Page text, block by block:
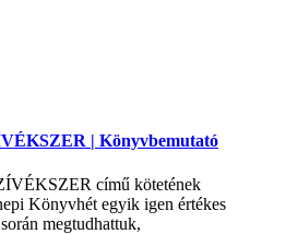
| Könyvbemutató
című kötetének
Könyvhét egyik igen értékes
megtudhattuk,